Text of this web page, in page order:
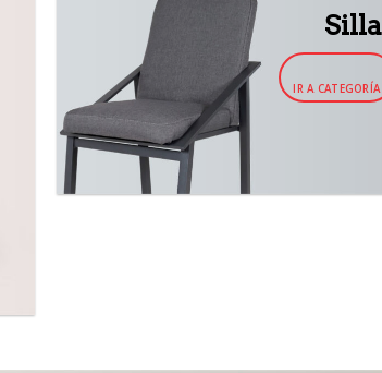
IR A CATEGORÍA